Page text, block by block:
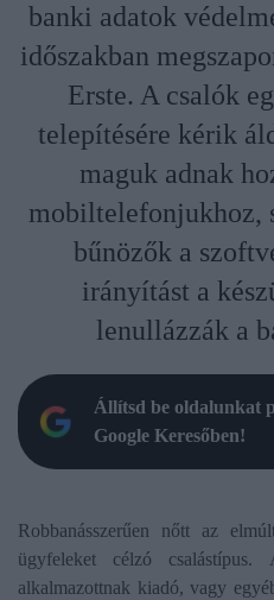
banki adatok
időszakban
Erste. A csalók
telepítésére kérik
maguk adnak
mobiltelefonjukhoz,
bűnözők a
irányítást a
lenullázzák a
Állítsd be oldalunkat
Google Keresőben!
Robbanásszerűen nőtt az
ügyfeleket célzó
alkalmazottnak kiadó, vagy